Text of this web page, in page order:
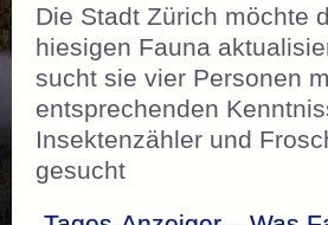
Die Stadt Zürich möchte
hiesigen Fauna
sucht sie vier Personen
entsprechenden
Insektenzähler und
gesucht